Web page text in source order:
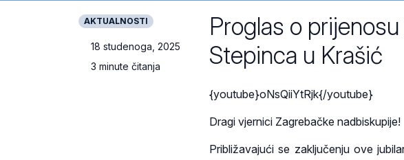
AKTUALNOSTI
18 studenoga, 2025
3 minute čitanja
Proglas o
Stepinca u Krašić
{youtube}oNsQiiYtRjk{/youtube}
Dragi vjernici Zagrebačke nadbiskupije!
Približavajući se zaključenju ove